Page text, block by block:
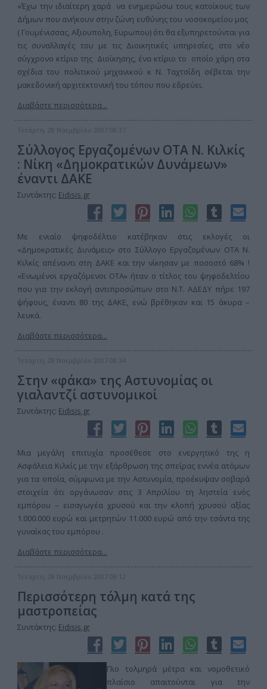
«Έχω την ιδιαίτερη χαρά να ενημερώσω τους κατοίκους των
Δήμων που ανήκουν στην ζώνη ευθύνης του νοσοκομείου μας
( Γουμένισσας, Αξιουπολη, Ευρωπου) ότι θα εξυπηρετούνται για
τις συναλλαγές του με τις Διοικητικές υπηρεσίες, στο νέο
σύγχρονο κτίριο της Διοίκησης, ένα κτίριο το οποίο χάρη στα
σχέδια του πολιτικού μηχανικού κ Ν. Ταχτσίδη σέβεται την
μακεδονική αρχιτεκτονική του τόπου που εδρεύει.
Διαβάστε περισσότερα...
Τετάρτη, 28 Νοεμβρίου 2007 08:37
Σύλλογος Εργαζομένων ΟΤΑ Ν. Κιλκίς
: Νίκη «Δημοκρατικών Δυνάμεων»
έναντι ΔΑΚΕ
Συντάκτης: Eidisis.gr
Με ενιαίο ψηφοδέλτιο κατέβηκαν στις εκλογές οι
«Δημοκρατικές Δυνάμεις» στο Σύλλογο Εργαζομένων ΟΤΑ Ν.
Κιλκίς απέναντι στη ΔΑΚΕ και την νίκησαν με ποσοστό 68% !
«Ενωμένοι εργαζόμενοι ΟΤΑ» ήταν ο τίτλος του ψηφοδελτίου
που για την εκλογή αντιπροσώπων στο Ν.Τ. ΑΔΕΔΥ πήρε 197
ψήφους, έναντι 80 της ΔΑΚΕ, ενώ βρέθηκαν και 15 άκυρα –
λευκά.
Διαβάστε περισσότερα...
Τετάρτη, 28 Νοεμβρίου 2007 08:34
Στην «φάκα» της Αστυνομίας οι
γιαλαντζί αστυνομικοί
Συντάκτης: Eidisis.gr
Μια μεγάλη επιτυχία προσέθεσε στο ενεργητικό της η
Ασφάλεια Κιλκίς με την εξάρθρωση της σπείρας εννέα ατόμων
για τα οποία, σύμφωνα με την Αστυνομία, προέκυψαν σοβαρά
στοιχεία ότι οργάνωσαν στις 3 Απριλίου τη ληστεία ενός
εμπόρου – εισαγωγέα χρυσού και την κλοπή χρυσού αξίας
1.000.000 ευρώ και μετρητών 11.000 ευρώ από την τσάντα της
γυναίκας του εμπόρου .
Διαβάστε περισσότερα...
Τετάρτη, 28 Νοεμβρίου 2007 08:12
Περισσότερη τόλμη κατά της
μαστροπείας
Συντάκτης: Eidisis.gr
Πιο τολμηρά μέτρα και νομοθετικό
πλαίσιο απαιτούνται για την